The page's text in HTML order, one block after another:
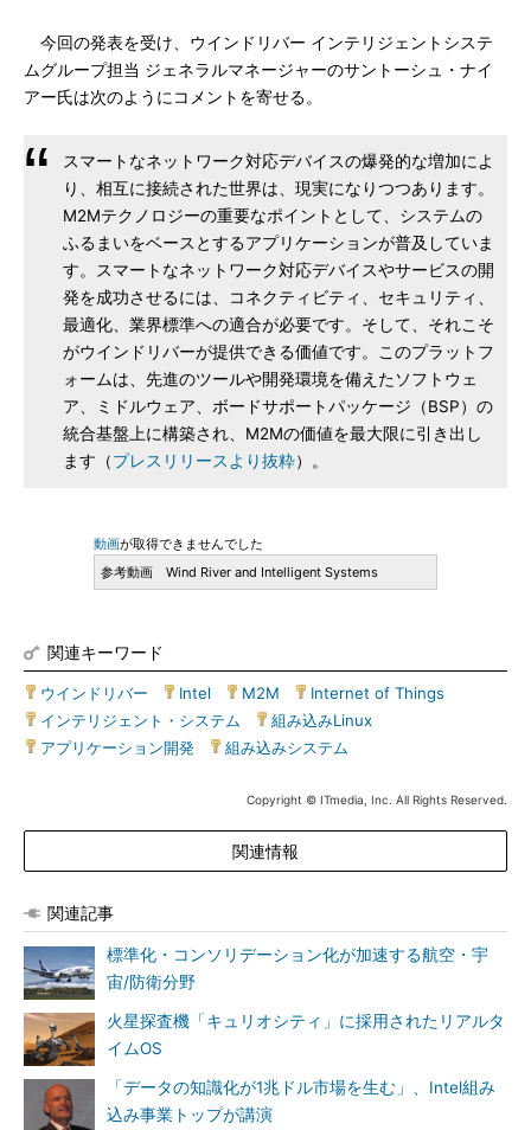
今回の発表を受け、ウインドリバー インテリジェントシステ
ムグループ担当 ジェネラルマネージャーのサントーシュ・ナイ
アー氏は次のようにコメントを寄せる。
スマートなネットワーク対応デバイスの爆発的な増加によ
り、相互に接続された世界は、現実になりつつあります。
M2Mテクノロジーの重要なポイントとして、システムの
ふるまいをベースとするアプリケーションが普及していま
す。スマートなネットワーク対応デバイスやサービスの開
発を成功させるには、コネクティビティ、セキュリティ、
最適化、業界標準への適合が必要です。そして、それこそ
がウインドリバーが提供できる価値です。このプラットフ
ォームは、先進のツールや開発環境を備えたソフトウェ
ア、ミドルウェア、ボードサポートパッケージ（BSP）の
統合基盤上に構築され、M2Mの価値を最大限に引き出し
ます（プレスリリースより抜粋）。
動画が取得できませんでした
参考動画 Wind River and Intelligent Systems
関連キーワード
ウインドリバー Intel M2M Internet of Things
インテリジェント・システム
組み込みLinux
アプリケーション開発
組み込みシステム
Copyright © ITmedia, Inc. All Rights Reserved.
関連情報
関連記事
標準化・コンソリデーション化が加速する航空・宇
宙/防衛分野
火星探査機「キュリオシティ」に採用されたリアルタ
イムOS
「データの知識化が1兆ドル市場を生む」、Intel組み
込み事業トップが講演